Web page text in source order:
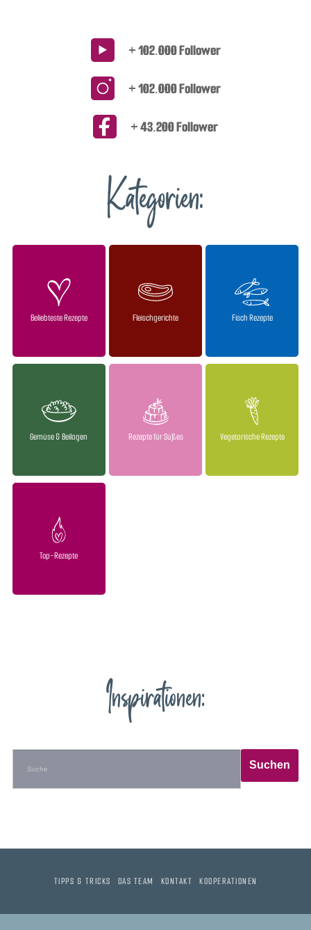
+ 102.000 Follower
+ 102.000 Follower
+ 43.200 Follower
Kategorien:
Beliebteste Rezepte Fleischgerichte Fisch Rezepte
Gemüse & Beilagen Rezepte für Süßes Vegetarische Rezepte
Top-Rezepte
Inspirationen:
TIPPS & TRICKS DAS TEAM KONTAKT KOOPERATIONEN